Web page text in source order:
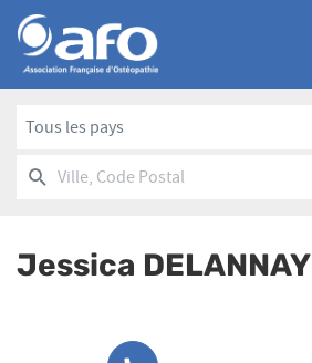
Tous les pays
Ville,RECHERCHER
UN
AFO
Jessica DELANNAY